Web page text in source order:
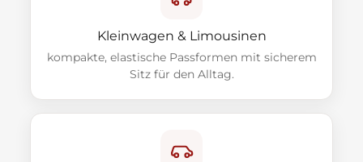
Kleinwagen & Limousinen
kompakte, elastische Passformen mit sicherem
Sitz für den Alltag.